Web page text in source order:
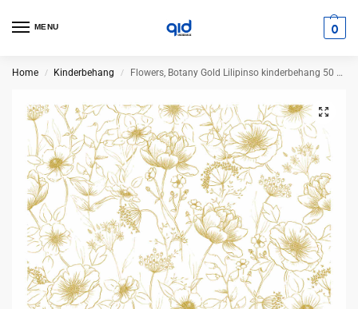
MENU 0
Home / Kinderbehang / Flowers, Botany Gold Lilipinso kinderbehang 50 cm x 10 m